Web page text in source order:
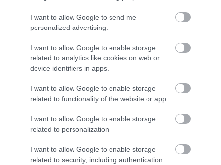
I want to allow Google to send me
personalized advertising.
I want to allow Google to enable storage
related to analytics like cookies on web or
device identifiers in apps.
I want to allow Google to enable storage
related to functionality of the website or app.
I want to allow Google to enable storage
related to personalization.
I want to allow Google to enable storage
related to security, including authentication
Korábban is előfordult, hogy a Fidesz-kormány
olyan köztársasági elnökkel vagy
alkotmánybírókkal működött együtt, akiket nem ő
jelölt vagy nevezett ki. Ez a demokratikus
intézményrendszer természetes része, hiszen
ezeknek a közjogi méltóságoknak nem egy pártot,
hanem a Magyar Államot kell szolgálniuk.
felhatalmazást kapott a választóktól. Ez rendkívül